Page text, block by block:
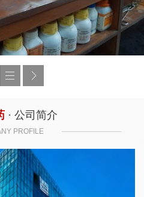
· 公司简介
PROFILE